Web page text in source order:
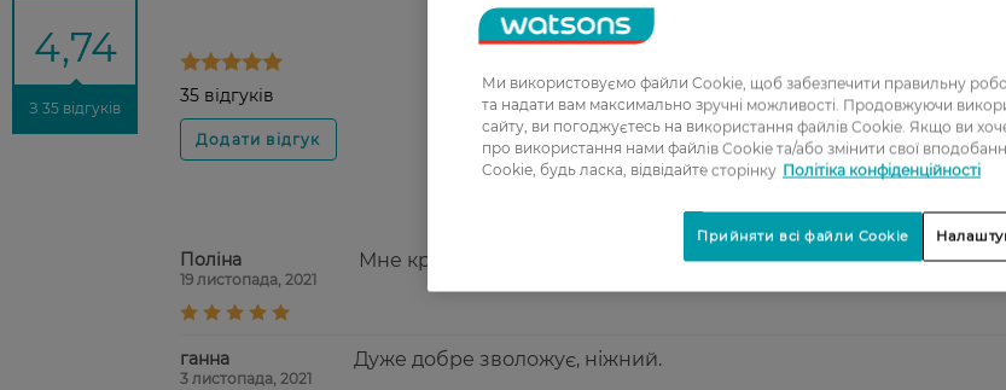
4,74
З 35 відгуків
35 відгуків
3
4
5
Поліна
19 листопада, 2021
Мне крем понравился. Хорошо увлажняет кожу, пользуюсь
ганна
3 листопада, 2021
Дуже добре зволожує, ніжний.
Ми використовуємо файли Cookie, щоб забезпечити правильну
та надати вам максимально зручні можливості. Продовжуючи
сайту, ви погоджуєтесь на використання файлів Cookie. Якщо ви
про використання нами файлів Cookie та/або змінити свої
Cookie, будь ласка, відвідайте сторінку Політіка конфіденційності
Прийняти всі файли Cookie